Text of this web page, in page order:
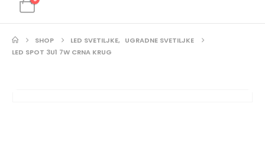
SHOP LED SVETILJKE, UGRADNE SVETILJKE
LED SPOT 3U1 7W CRNA KRUG